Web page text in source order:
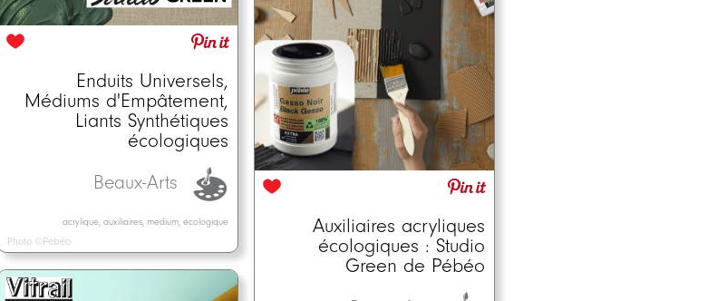
Enduits Universels,
Médiums d'Empâtement,
Liants Synthétiques
écologiques
Beaux-Arts
acrylique, auxiliaires, medium, écologique
Photo ©Pébéo
Auxiliaires acryliques
écologiques : Studio
Green de Pébéo